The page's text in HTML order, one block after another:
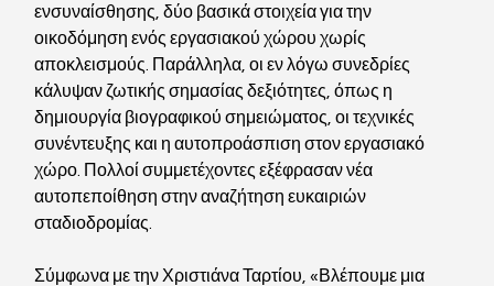
ενσυναίσθησης, δύο βασικά στοιχεία για την
οικοδόμηση ενός εργασιακού χώρου χωρίς
αποκλεισμούς. Παράλληλα, οι εν λόγω συνεδρίες
κάλυψαν ζωτικής σημασίας δεξιότητες, όπως η
δημιουργία βιογραφικού σημειώματος, οι τεχνικές
συνέντευξης και η αυτοπροάσπιση στον εργασιακό
χώρο. Πολλοί συμμετέχοντες εξέφρασαν νέα
αυτοπεποίθηση στην αναζήτηση ευκαιριών
σταδιοδρομίας.
Σύμφωνα με την Χριστιάνα Ταρτίου, «Βλέπουμε μια